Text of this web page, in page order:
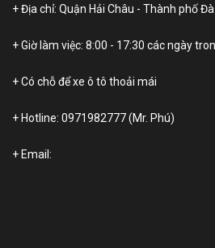
+ Địa chỉ: Quận Hải Châu - Thành phố
+ Giờ làm việc: 8:00 - 17:30 các ngày
+ Có chỗ để xe ô tô thoải mái
+ Hotline: 0971982777(Mr. Phú)
+ Email: